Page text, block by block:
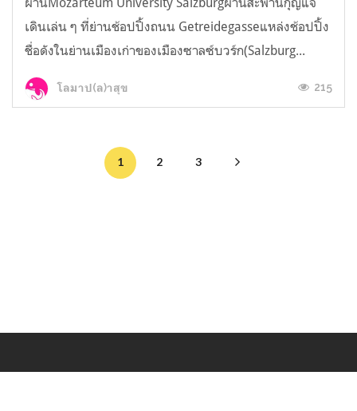
เดินเล่น ๆ ที่ย่านช้อปปิ้งถนน Getreidegasseแหล่งช้อปปิ้ง
ชื่อดังในย่านเมืองเก่าของเมืองซาลซ์บวร์ก(Salzburg...
โลมาป(ล)าสุข 215
1 2 3